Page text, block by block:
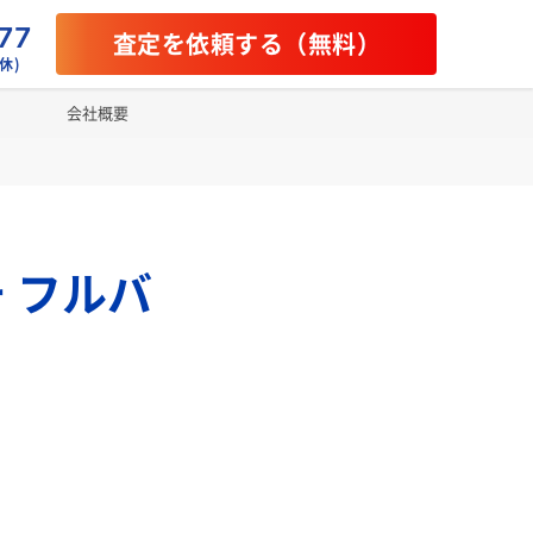
)
査定を依頼する（無料）
会社概要
フルバ